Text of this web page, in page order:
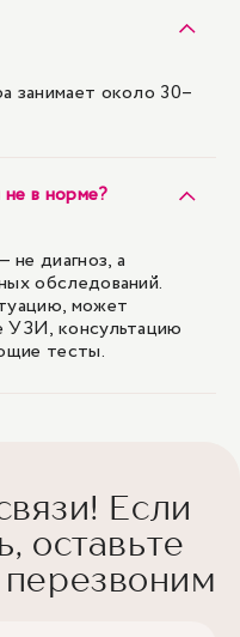
занимает около 30–
в норме?
не диагноз, а
обследований.
может
УЗИ, консультацию
тесты.
Если
оставьте